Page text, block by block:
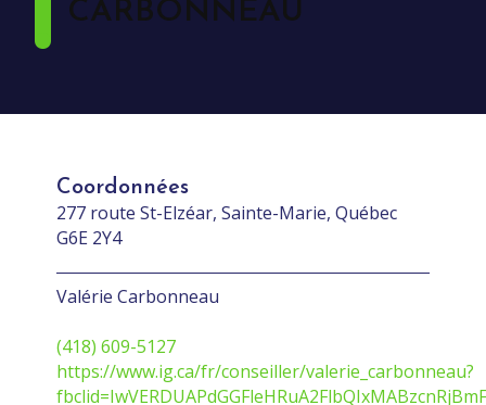
CARBONNEAU
Coordonnées
277 route St-Elzéar, Sainte-Marie, Québec
G6E 2Y4
Valérie Carbonneau
(418) 609-5127
https://www.ig.ca/fr/conseiller/valerie_carbonneau?